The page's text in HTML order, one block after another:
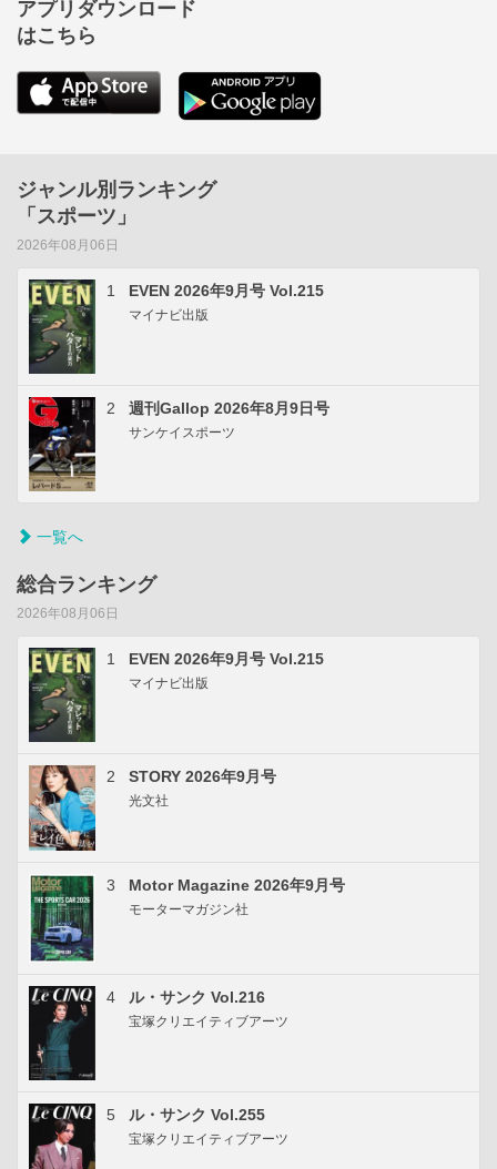
アプリダウンロード
はこちら
ジャンル別ランキング
「スポーツ」
2026年08月06日
1 EVEN 2026年9月号 Vol.215
マイナビ出版
2 週刊Gallop 2026年8月9日号
サンケイスポーツ
一覧へ
総合ランキング
2026年08月06日
1 EVEN 2026年9月号 Vol.215
マイナビ出版
2 STORY 2026年9月号
光文社
3 Motor Magazine 2026年9月号
モーターマガジン社
4 ル・サンク Vol.216
宝塚クリエイティブアーツ
5 ル・サンク Vol.255
宝塚クリエイティブアーツ